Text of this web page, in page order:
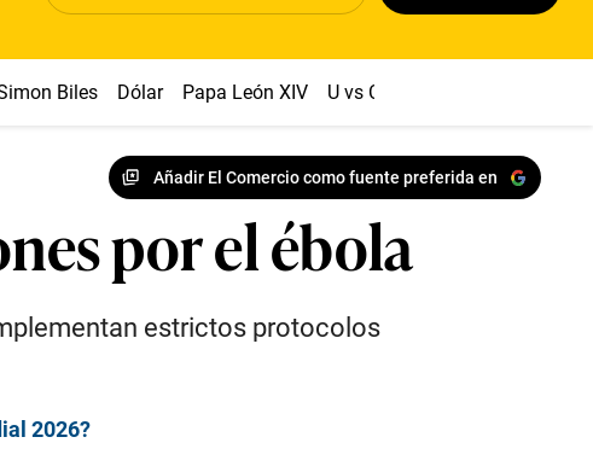
Biles Dólar Papa León XIV U vs Cristal
Añadir El Comercio como fuente preferida en
por el ébola
estrictos protocolos
2026?